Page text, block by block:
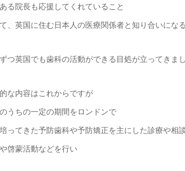
る院長も応援してくれていること
、英国に住む日本人の医療関係者と知り合いにな
つ英国でも歯科の活動ができる目処が立ってきまし
な内容はこれからですが
うちの一定の期間をロンドンで
ってきた予防歯科や予防矯正を主にした診療や相
啓蒙活動などを行い